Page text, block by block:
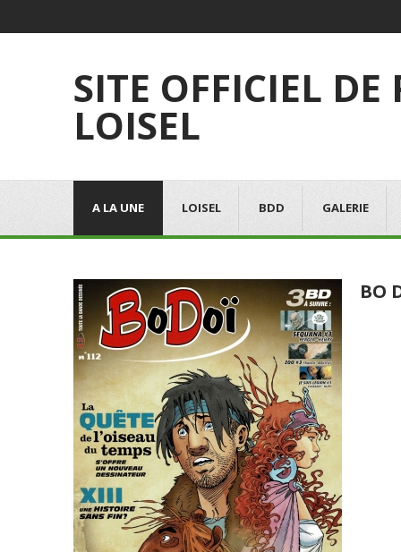
SITE OFFICIEL DE
LOISEL
A LA UNE LOISEL BDD GALERIE
BO